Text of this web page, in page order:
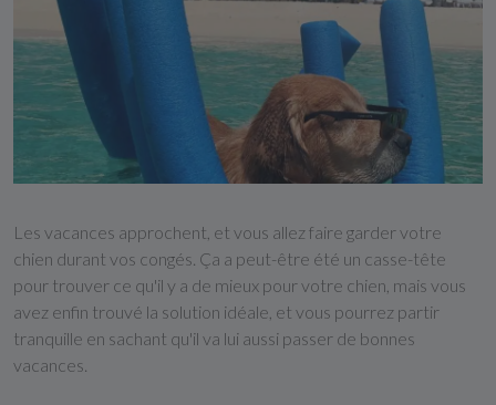
Les vacances approchent, et vous allez faire garder votre
chien durant vos congés. Ça a peut-être été un casse-tête
pour trouver ce qu'il y a de mieux pour votre chien, mais vous
avez enfin trouvé la solution idéale, et vous pourrez partir
tranquille en sachant qu'il va lui aussi passer de bonnes
vacances.